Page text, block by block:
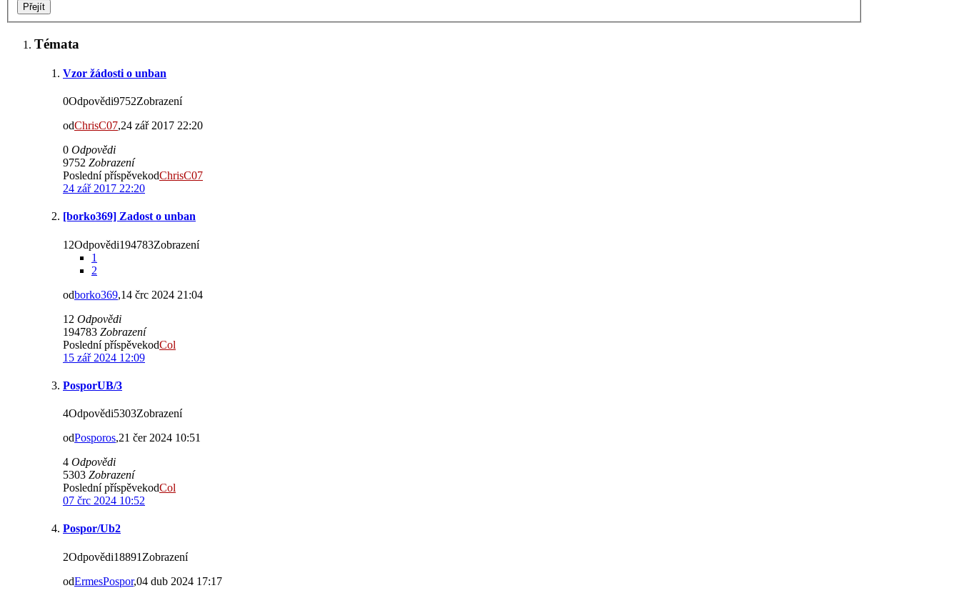
Témata
Vzor žádosti o unban
0Odpovědi9752Zobrazení
odChrisC07,24 zář 2017 22:20
0 Odpovědi
9752 Zobrazení
Poslední příspěvekodChrisC07
24 zář 2017 22:20
[borko369] Zadost o unban
12Odpovědi194783Zobrazení
1
2
odborko369,14 črc 2024 21:04
12 Odpovědi
194783 Zobrazení
Poslední příspěvekodCol
15 zář 2024 12:09
PosporUB/3
4Odpovědi5303Zobrazení
odPosporos,21 čer 2024 10:51
4 Odpovědi
5303 Zobrazení
Poslední příspěvekodCol
07 črc 2024 10:52
Pospor/Ub2
2Odpovědi18891Zobrazení
odErmesPospor,04 dub 2024 17:17